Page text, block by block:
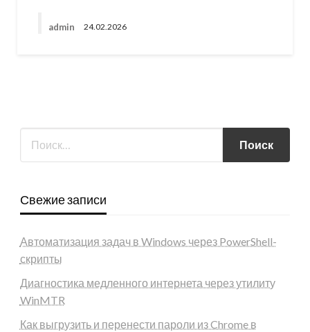
admin 24.02.2026
Свежие записи
Автоматизация задач в Windows через PowerShell-
скрипты
Диагностика медленного интернета через утилиту
WinMTR
Как выгрузить и перенести пароли из Chrome в